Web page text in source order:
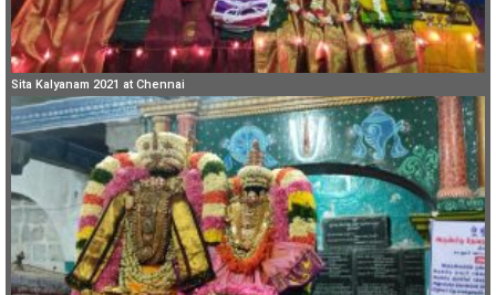
Sita Kalyanam 2021 at Chennai